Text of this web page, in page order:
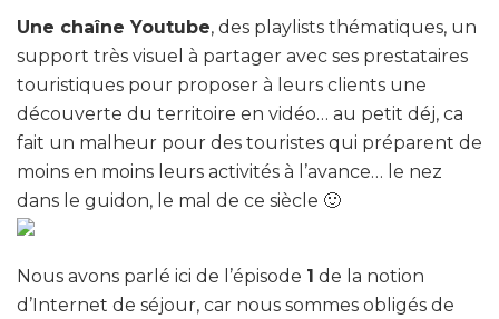
Une chaîne Youtube, des playlists thématiques, un
support très visuel à partager avec ses prestataires
touristiques pour proposer à leurs clients une
découverte du territoire en vidéo… au petit déj, ca
fait un malheur pour des touristes qui préparent de
moins en moins leurs activités à l’avance… le nez
dans le guidon, le mal de ce siècle 🙂
Nous avons parlé ici de l’épisode 1 de la notion
d’Internet de séjour, car nous sommes obligés de